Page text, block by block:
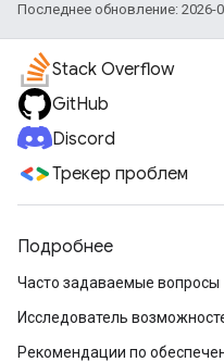
Последнее обновление: 2026-
Stack Overflow
GitHub
Discord
Трекер проблем
Подробнее
Часто задаваемые вопросы
Исследователь
Рекомендации по